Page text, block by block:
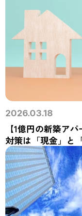
2026.03.18
【1億円の新築ア
対策は「現金」と